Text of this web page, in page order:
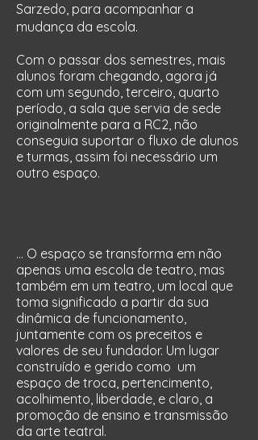
Sarzedo, para acompanhar a
mudança da escola.
Com o passar dos semestres, mais
alunos foram chegando, agora já
com um segundo, terceiro, quarto
período, a sala que servia de sede
originalmente para a RC2, não
conseguia suportar o fluxo de alunos
e turmas, assim foi necessário um
outro espaço.
... O espaço se transforma em não
apenas uma escola de teatro, mas
também em um teatro, um local que
toma significado a partir da sua
dinâmica de funcionamento,
juntamente com os preceitos e
valores de seu fundador. Um lugar
construído e gerido como um
espaço de troca, pertencimento,
acolhimento, liberdade, e claro, a
promoção de ensino e transmissão
da arte teatral.